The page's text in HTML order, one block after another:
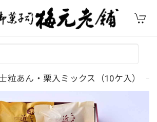
粒あん・栗入ミックス（10ケ入）